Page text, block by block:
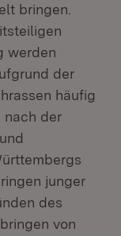
bringen.
werden
der
häufig
nach der
junger
des
von